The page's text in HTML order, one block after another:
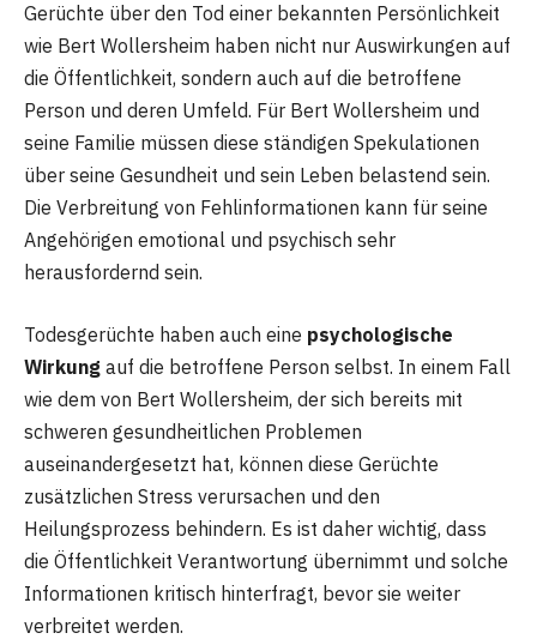
Gerüchte über den Tod einer bekannten Persönlichkeit
wie Bert Wollersheim haben nicht nur Auswirkungen auf
die Öffentlichkeit, sondern auch auf die betroffene
Person und deren Umfeld. Für Bert Wollersheim und
seine Familie müssen diese ständigen Spekulationen
über seine Gesundheit und sein Leben belastend sein.
Die Verbreitung von Fehlinformationen kann für seine
Angehörigen emotional und psychisch sehr
herausfordernd sein.
Todesgerüchte haben auch eine psychologische
Wirkung auf die betroffene Person selbst. In einem Fall
wie dem von Bert Wollersheim, der sich bereits mit
schweren gesundheitlichen Problemen
auseinandergesetzt hat, können diese Gerüchte
zusätzlichen Stress verursachen und den
Heilungsprozess behindern. Es ist daher wichtig, dass
die Öffentlichkeit Verantwortung übernimmt und solche
Informationen kritisch hinterfragt, bevor sie weiter
verbreitet werden.